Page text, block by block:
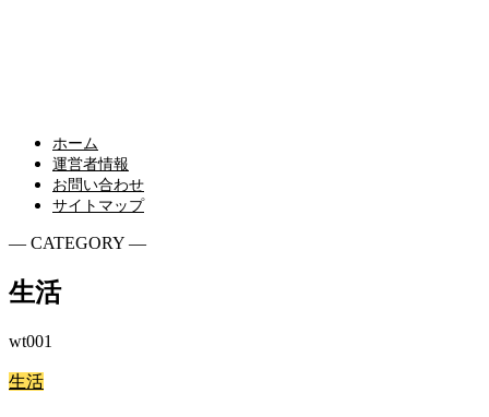
ホーム
運営者情報
お問い合わせ
サイトマップ
― CATEGORY ―
生活
wt001
生活